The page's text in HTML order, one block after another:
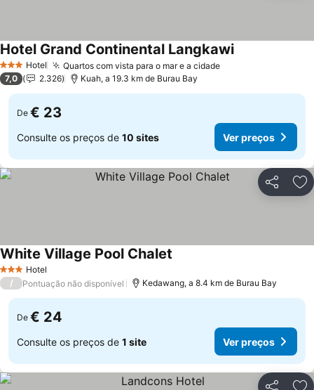
3 EstrelasHotel Quartos com vista para o mar e a cidadeVer preços
Hotel Grand Continental LangkawiVer preços
7,0 2.326 Kuah, a 19.3 km de Burau Bay
De € 23
Consulte os preços de 10 sites Ver preços
Partilhar
3 EstrelasHotel
White Village Pool Chalet
/ Pontuação não disponível Kedawang, a 8.4 km de Burau Bay
De € 24
Consulte os preços de 1 site Ver preços